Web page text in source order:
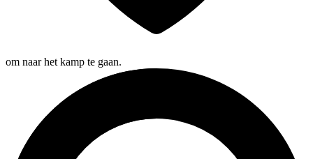
om naar het kamp te gaan.